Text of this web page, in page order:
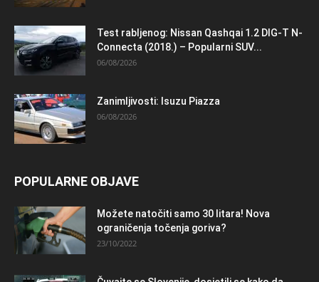
Test rabljenog: Nissan Qashqai 1.2 DIG-T N-
Connecta (2018.) – Popularni SUV...
06/08/2026
Zanimljivosti: Isuzu Piazza
06/08/2026
POPULARNE OBJAVE
Možete natočiti samo 30 litara! Nova
ograničenja točenja goriva?
23/10/2022